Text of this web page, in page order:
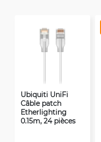
Ubiquiti UniFi
Câble patch
Etherlighting
0.15m, 24 pièces